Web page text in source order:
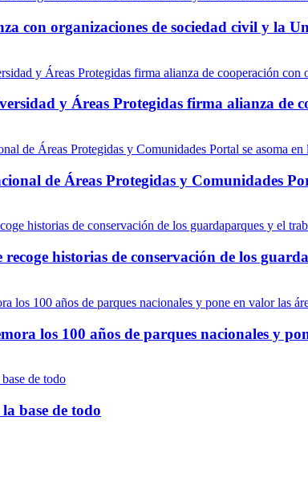
con organizaciones de sociedad civil y la
y Áreas Protegidas firma alianza de
de Áreas Protegidas y Comunidades
historias de conservación de los
los 100 años de parques nacionales y
base de todo